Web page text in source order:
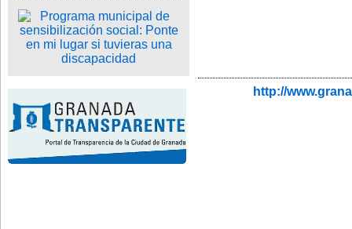
http://